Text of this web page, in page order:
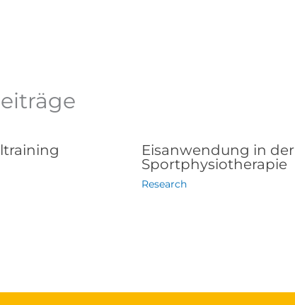
Eisanwendung in der
Sportphysiotherapie
Research